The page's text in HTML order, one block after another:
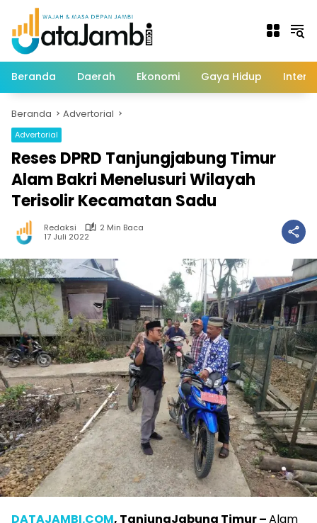
Langsung
konten
Beranda Daerah Ekonomi Gaya Hidup
Beranda Advertorial
Advertorial
Reses DPRD Tanjungjabung Timur
Alam Bakri Menelusuri Wilayah
Terisolir Kecamatan Sadu
Redaksi
2 Min Baca
17 Juli 2022
DATAJAMBI.COM, TanjungJabung Timur –Alam